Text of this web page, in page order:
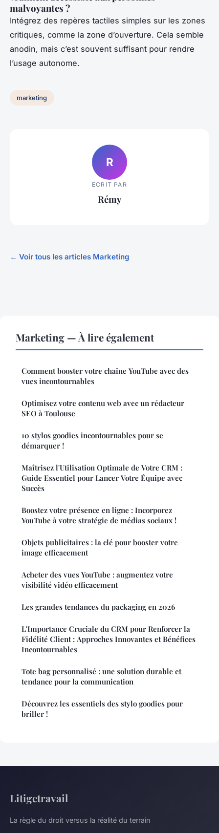
malvoyantes ?
Intégrez des repères tactiles simples sur les zones
critiques, comme la zone d’ouverture. Cela semble
anodin, mais c’est souvent suffisant pour rendre
l’usage autonome.
marketing
R
ECRIT PAR
Rémy
← Voir tous les articles Marketing
Marketing — À lire également
Comment booster votre chaîne YouTube avec des
vues incontournables
Optimisez votre contenu web avec un rédacteur
SEO à Toulouse
10 stylos goodies incontournables pour se
démarquer !
Maîtrisez l'Utilisation Optimale de Votre CRM :
Guide Essentiel pour Lancer Votre Équipe avec
Succès
Boostez votre présence en ligne : Incorporez
YouTube à votre stratégie de médias sociaux !
Objets publicitaires : la clé pour booster votre
image efficacement
Acheter des vues YouTube : augmentez votre
visibilité vidéo efficacement
Les grandes tendances du packaging en 2026
L'Importance Cruciale du CRM pour Renforcer la
Fidélité Client : Approches Innovantes et Bénéfices
Incontournables
Tote bag personnalisé : une solution durable et
tendance pour la communication
Découvrez les essentiels des stylo goodies pour
briller !
Litigetravail
La règle du droit versus la réalité du terrain